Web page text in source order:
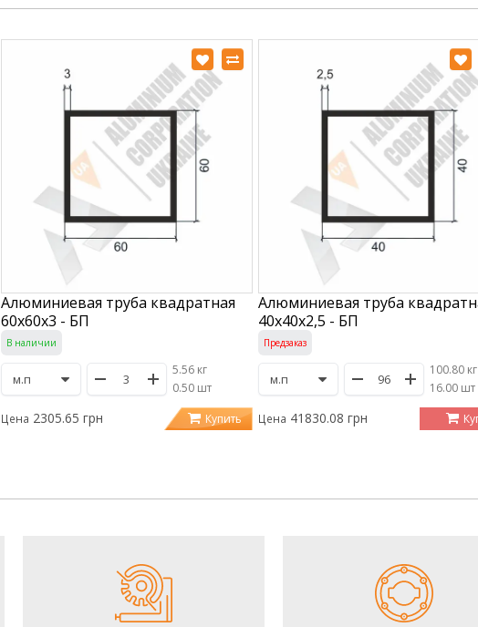
Алюминиевая труба квадратная
60х60х3 - БП
В наличии
5.56 кг
/0.50 шт
Цена 2305.65 грн Купить
Алюминиевая труба
40х40х2,5 - БП
Предзаказ
100.80 кг
/16.00 шт
Цена 41830.08 грн